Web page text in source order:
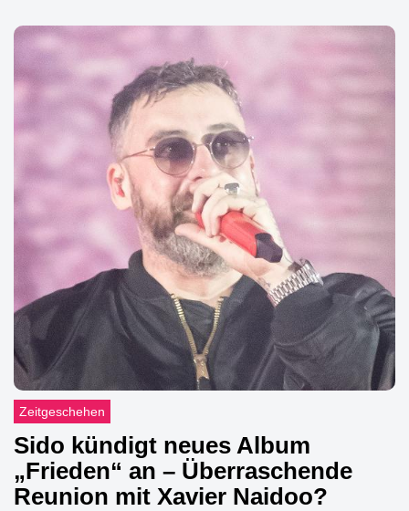
Zeitgeschehen
Sido kündigt neues Album
„Frieden“ an – Überraschende
Reunion mit Xavier Naidoo?